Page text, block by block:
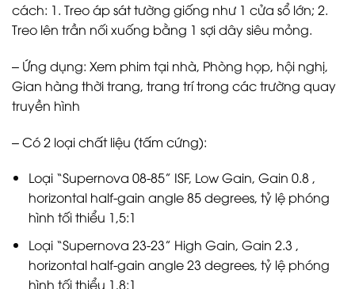
cách: 1. Treo áp sát tường giống như 1 cửa sổ lớn; 2.
Treo lên trần nối xuống bằng 1 sợi dây siêu mỏng.
– Ứng dụng: Xem phim tại nhà, Phòng họp, hội nghị,
Gian hàng thời trang, trang trí trong các trường quay
truyền hình
– Có 2 loại chất liệu (tấm cứng):
Loại “Supernova 08-85” ISF, Low Gain, Gain 0.8 ,
horizontal half-gain angle 85 degrees, tỷ lệ phóng
hình tối thiểu 1,5:1
Loại “Supernova 23-23” High Gain, Gain 2.3 ,
horizontal half-gain angle 23 degrees, tỷ lệ phóng
hình tối thiểu 1,8:1